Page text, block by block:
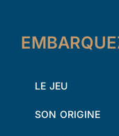
LE JEU
SON ORIGINE